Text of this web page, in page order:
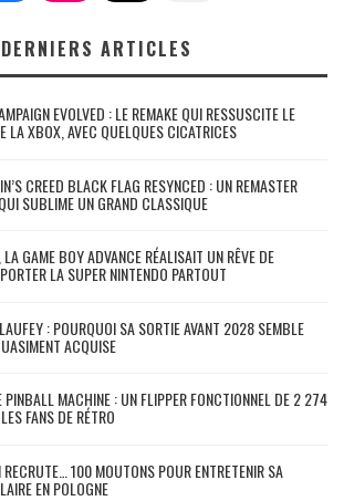
DERNIERS ARTICLES
EVOLVED : LE REMAKE QUI RESSUSCITE LE
LA XBOX, AVEC QUELQUES CICATRICES
CREED BLACK FLAG RESYNCED : UN REMASTER
SUBLIME UN GRAND CLASSIQUE
GAME BOY ADVANCE RÉALISAIT UN RÊVE DE
LA SUPER NINTENDO PARTOUT
: POURQUOI SA SORTIE AVANT 2028 SEMBLE
ACQUISE
PINBALL MACHINE : UN FLIPPER FONCTIONNEL DE 2 274
FANS DE RÉTRO
100 MOUTONS POUR ENTRETENIR SA
EN POLOGNE